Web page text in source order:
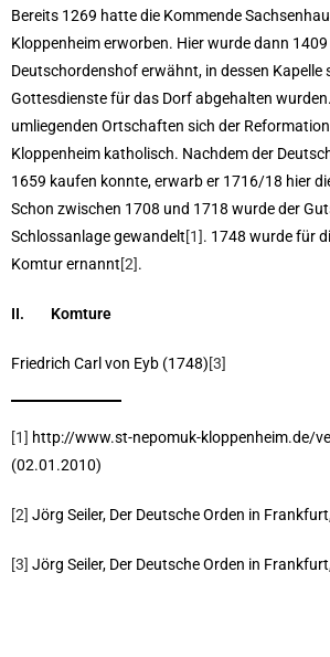
Bereits 1269 hatte die Kommende
Kloppenheim erworben. Hier wurde dann
Deutschordenshof erwähnt, in dessen Kapelle
Gottesdienste für das Dorf abgehalten
umliegenden Ortschaften sich der
Kloppenheim katholisch. Nachdem der
1659 kaufen konnte, erwarb er 1716/18 hier
Schon zwischen 1708 und 1718 wurde der
Schlossanlage gewandelt[1]. 1748 wurde für
Komtur ernannt[2].
II. Komture
Friedrich Carl von Eyb (1748)[3]
[1] http://www.st-nepomuk-kloppenheim.de/
(02.01.2010)
[2] Jörg Seiler, Der Deutsche Orden in
[3] Jörg Seiler, Der Deutsche Orden in